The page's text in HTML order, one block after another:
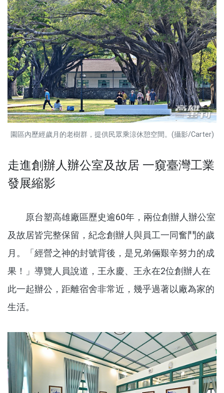
園區內歷經歲月的老樹群，提供民眾乘涼休憩空間。(攝影/Carter)
走進創辦人辦公室及故居 一窺臺灣工業
發展縮影
原台塑高雄廠區歷史逾60年，兩位創辦人辦公室
及故居皆完整保留，紀念創辦人與員工一同奮鬥的歲
月。「經營之神的封號背後，是兄弟倆艱辛努力的成
果！」導覽人員說道，王永慶、王永在2位創辦人在
此一起辦公，距離宿舍非常近，幾乎過著以廠為家的
生活。